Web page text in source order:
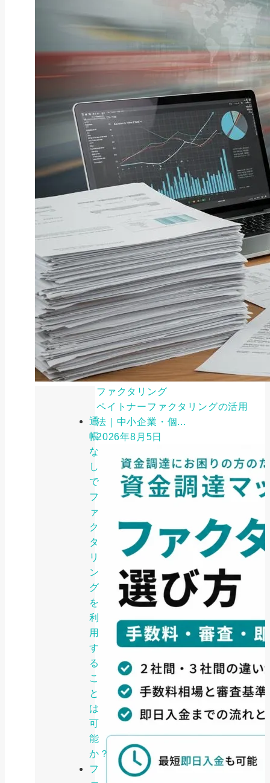
通
帳
な
し
で
フ
ァ
ク
タ
リ
ン
グ
を
利
用
す
る
こ
と
は
可
能
か？
フ
ファクタリング
ファクタリングとは？仕組み・メ
リット・注意点と...
2026年8月6日
ファクタリング
ペイトナーファクタリングの活用
法｜中小企業・個...
2026年8月5日